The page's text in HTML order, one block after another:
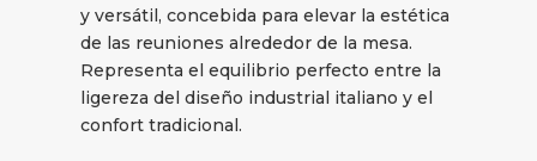
y versátil, concebida para elevar la estética
de las reuniones alrededor de la mesa.
Representa el equilibrio perfecto entre la
ligereza del diseño industrial italiano y el
confort tradicional.